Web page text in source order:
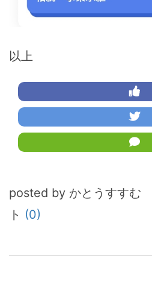
以上
posted by かとうすすむ
ト (0)